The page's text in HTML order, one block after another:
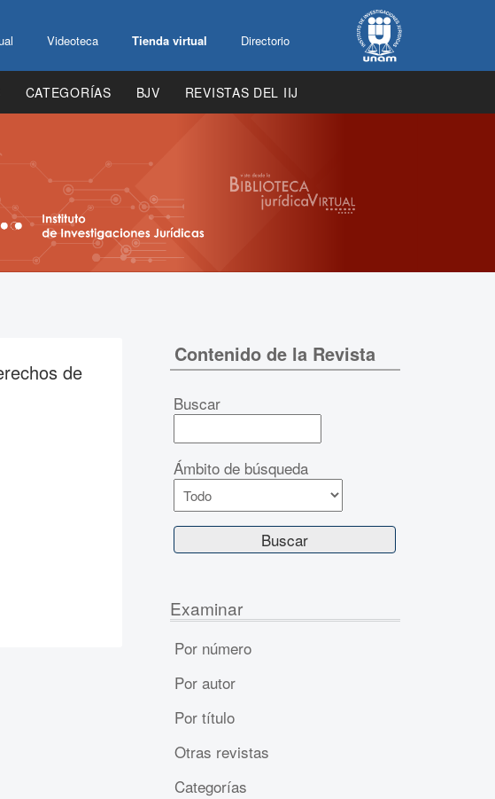
Videoteca Tienda virtual Directorio
CATEGORÍAS BJV REVISTAS DEL IIJ
de
Contenido de la Revista
Buscar
Ámbito de búsqueda
Examinar
Por número
Por autor
Por título
Otras revistas
Categorías